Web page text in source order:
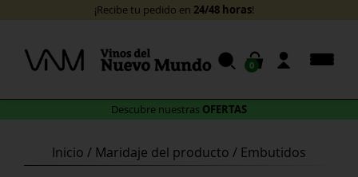
content
Descubre nuestras OFERTAS
¡Recibe tu pedido en 24/48 horas!
0
Inicio / Maridaje del producto / Embutidos